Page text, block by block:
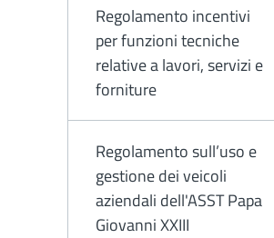
Regolamento incentivi
per funzioni tecniche
relative a lavori, servizi e
forniture
Regolamento sull’uso e
gestione dei veicoli
aziendali dell'ASST Papa
Giovanni XXIII